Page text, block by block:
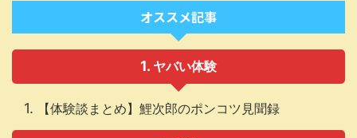
オススメ記事
ヤバい体験
【体験談まとめ】鯉次郎のポンコツ見聞録